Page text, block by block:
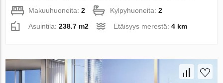
Makuuhuoneita:2 Kylpyhuoneita:2
Asuintila:238.7 m2 Etäisyys merestä:4 km